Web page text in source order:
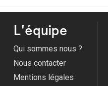
L'équipe
Qui sommes nous ?
Nous contacter
Mentions légales